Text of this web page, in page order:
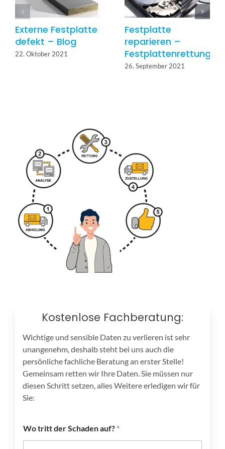
Externe Festplatte
defekt – Blog
22. Oktober 2021
Festplatte
reparieren –
Festplattenrettung
26. September 2021
Kostenlose Fachberatung:
Wichtige und sensible Daten zu verlieren ist sehr
unangenehm, deshalb steht bei uns auch die
persönliche fachliche Beratung an erster Stelle!
Gemeinsam retten wir Ihre Daten. Sie müssen nur
diesen Schritt setzen, alles Weitere erledigen wir für
Sie:
Wo tritt der Schaden auf? *